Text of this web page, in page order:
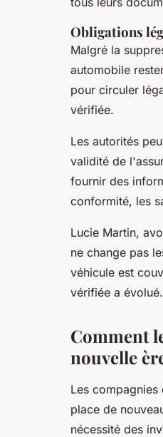
Obligations
Malgré la
automobile
pour circuler
vérifiée.
Les autorités
validité de
fournir des
conformité, les
Lucie Martin,
ne change pas
véhicule est
vérifiée a
Comment
nouvelle
Les
place de
nécessité des